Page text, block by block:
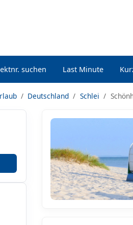
suchen Last Minute
Deutschland Schlei